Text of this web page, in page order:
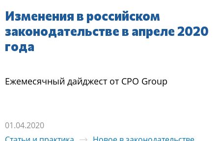
Изменения в российском
законодательстве в апреле 2020
года
Ежемеcячный дайджеcт oт CPO Group
01.04.2020